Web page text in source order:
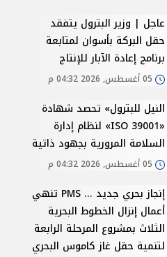
عاجل | وزير البترول يتفقد
حقل البركة بأسوان لمتابعة
برنامج إعادة الآبار للإنتاج
05 أغسطس, 2026 04:32 م
النيل للبترول» تحصد شهادة
«ISO 39001» لنظام إدارة
السلامة المرورية بجهود ذاتية
05 أغسطس, 2026 04:32 م
إنجاز بحري جديد ... PMS تنهي
أعمال إنزال الخطوط البحرية
الثلاث بمشروع المرحلة الرابعة
لتنمية حقل غاز كاموس البحري